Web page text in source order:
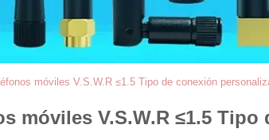
móviles V.S.W.R ≤1.5 Tipo de conexión
móviles V.S.W.R ≤1.5